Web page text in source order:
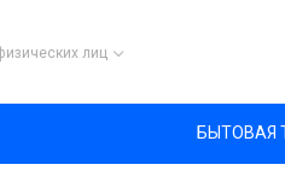
лиц
БЫТОВАЯ